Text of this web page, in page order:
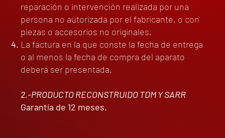
reparación o intervención realizada por una
persona no autorizada por el fabricante, o con
piezas o accesorios no originales.
La factura en la que conste la fecha de entrega
o al menos la fecha de compra del aparato
deberá ser presentada.
2.-PRODUCTO RECONSTRUIDO TDM Y SARR
Garantía de 12 meses.